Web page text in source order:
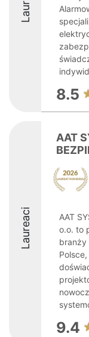
8.5
Laureaci
AAT
AAT
o.o. to
branży
9.4